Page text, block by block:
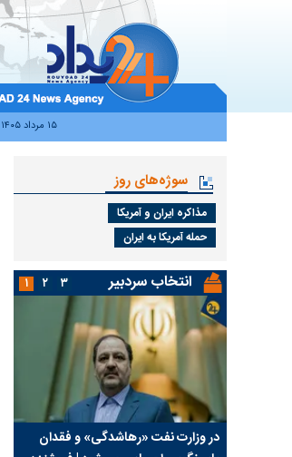
۱۵ مرداد ۱۴۰۵
سوژه‌های روز
مذاکره ایران و آمریکا
حمله آمریکا به ایران
انتخاب سردبیر
در وزارت نفت «رهاشدگی» و فقدان
۱ ۲ ۳